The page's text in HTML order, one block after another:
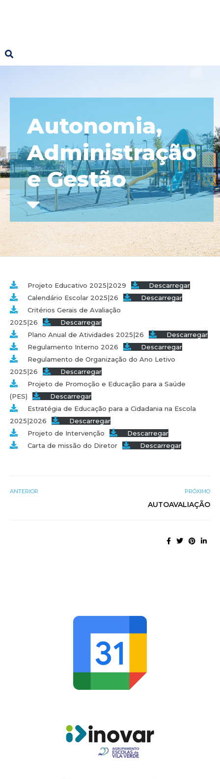
Autonomia,
Administração
e Gestão
Projeto Educativo 2025|2029
Descarregar
Calendário Escolar 2025|26
Descarregar
Critérios Gerais de Avaliação
2025|26
Descarregar
Plano Anual de Atividades 2025|26
Descarregar
Regulamento Interno 2026
Descarregar
Regulamento de Organização do Ano Letivo
2025|26
Descarregar
Projeto de Promoção e Educação para a Saúde
(PES)
Descarregar
Estratégia de Educação para a Cidadania na Escola
2025|2026
Descarregar
Projeto de Intervenção
Descarregar
Carta de missão do Diretor
Descarregar
ANTERIOR PRÓXIMO
AUTOAVALIAÇÃO